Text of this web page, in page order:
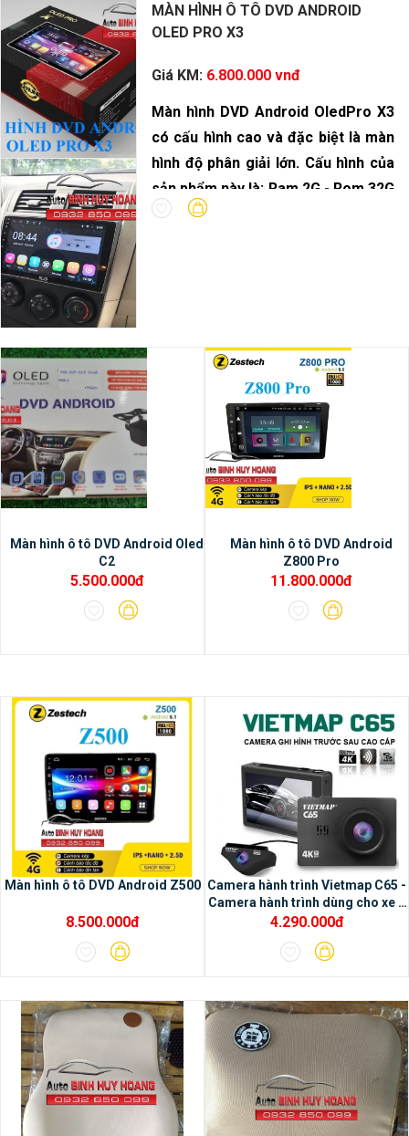
MÀN HÌNH Ô TÔ DVD ANDROID
OLED PRO X3
Giá KM: 6.800.000 vnđ
Màn hình DVD Android OledPro X3
có cấu hình cao và đặc biệt là màn
hình độ phân giải lớn. Cấu hình của
sản phẩm này là: Ram 2G - Rom 32G
- vi xử lý 8 Core.
1/ Tiện ích của màng hình
– Trãi nghiệm các ứng dụng đa
tô trở nên sang trọng hơn– Kết nối được
thuận tiện– Sản phẩm chính hãng, thương
hiệu quốc tế, công nghệ Nhật Bản– Gồm
màn hình 9 inch và 10 inch– Độ bền & độ
ổn định cao, cấu hình mạnh mẽ, cảm ứng
mượt mà– Dễ dàng lắp đặt mà không ảnh
hưởng đến các phần thiết bị cơ bản của
Màn hình ô tô DVD Android Oled
C2
5.500.000đ
Màn hình ô tô DVD Android
Z800 Pro
11.800.000đ
Màn hình ô tô DVD Android Z500
8.500.000đ
Camera hành trình Vietmap C65 -
Camera hành trình dùng cho xe ô
tô
4.290.000đ